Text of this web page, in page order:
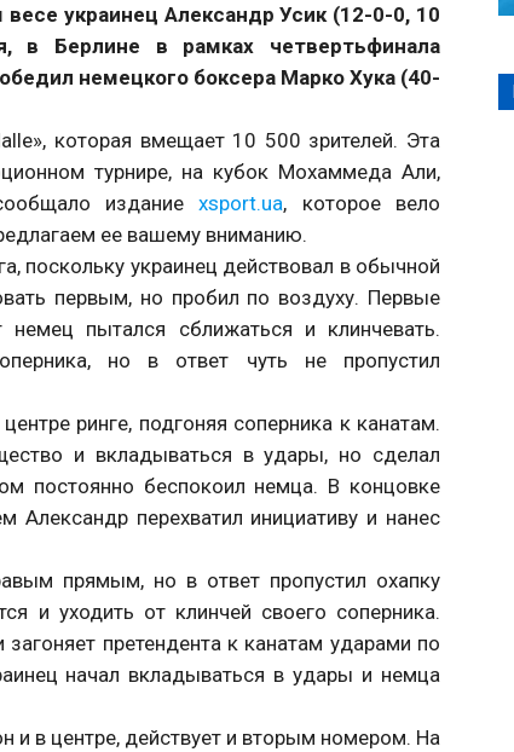
украинец Александр Усик (12-0-0, 10
в Берлине в рамках четвертьфинала
немецкого боксера Марко Хука (40-
которая вмещает 10 500 зрителей. Эта
турнире, на кубок Мохаммеда Али,
изданиеxsport.ua, которое вело
ее вашему вниманию.
поскольку украинец действовал в обычной
первым, но пробил по воздуху. Первые
пытался сближаться и клинчевать.
но в ответ чуть не пропустил
ринге, подгоняя соперника к канатам.
и вкладываться в удары, но сделал
постоянно беспокоил немца. В концовке
Александр перехватил инициативу и нанес
прямым, но в ответ пропустил охапку
и уходить от клинчей своего соперника.
претендента к канатам ударами по
начал вкладываться в удары и немца
и в центре, действует и вторым номером. На